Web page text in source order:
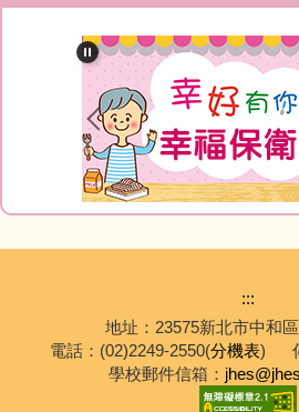
:::
地址：23575新北市中和
電話：(02)2249-2550(分機表)
學校郵件信箱：